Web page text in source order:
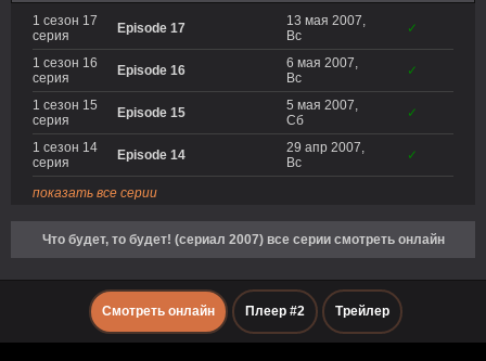
1 сезон 17
серия
Episode 17
13 мая 2007,
Вс
✓
1 сезон 16
серия
Episode 16
6 мая 2007,
Вс
✓
1 сезон 15
серия
Episode 15
5 мая 2007,
Сб
✓
1 сезон 14
серия
Episode 14
29 апр 2007,
Вс
✓
показать все серии
Что будет, то будет! (сериал 2007) все серии смотреть онлайн
Смотреть онлайн Плеер #2 Трейлер